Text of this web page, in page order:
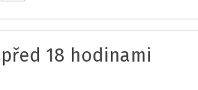
před 18 hodinami